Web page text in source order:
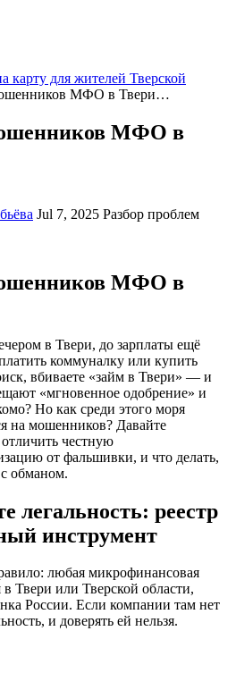
карту для жителей Тверской
МФО в Твери…
МФО в
Jul 7, 2025 Разбор проблем
МФО в
в Твери, до зарплаты ещё
коммуналку или купить
вбиваете «займ в Твери» — и
«мгновенное одобрение» и
Но как среди этого моря
на мошенников? Давайте
честную
от фальшивки, и что делать,
обманом.
легальность: реестр
инструмент
любая микрофинансовая
Твери или Тверской области,
России. Если компании там нет
и доверять ей нельзя.